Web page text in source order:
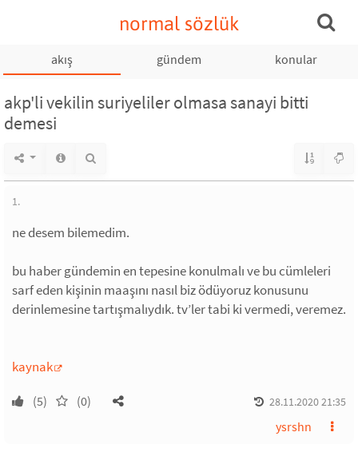
normal sözlük
akış gündem konular
akp'li vekilin suriyeliler olmasa sanayi bitti
demesi
1.
ne desem bilemedim.
bu haber gündemin en tepesine konulmalı ve bu cümleleri
sarf eden kişinin maaşını nasıl biz ödüyoruz konusunu
derinlemesine tartışmalıydık. tv’ler tabi ki vermedi, veremez.
kaynak
(5) (0) 28.11.2020 21:35
ysrshn